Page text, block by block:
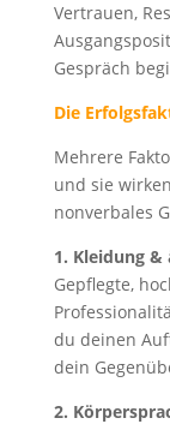
Vertrauen,
Gespräch
Die
Mehrere
und sie
nonverbales
1. Kleidung &
Gepflegte,
du deinen
dein
2.